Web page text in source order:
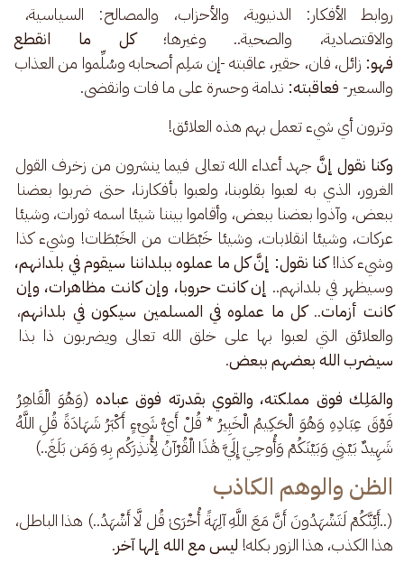
روابط الأفكار: الدنيوية، والأحزاب، والمصالح: السياسية،
والاقتصادية، والصحية.. وغيرها؛ كل ما انقطع
فهو: زائل، فان، حقير، عاقبته -إن سَلِم أصحابه وسُلِّموا من العذاب
والسعير- فعاقبته: ندامة وحسرة على ما فات وانقضى.
وترون أي شيء تعمل بهم هذه العلائق!
وكنا نقول إنَّ جهد أعداء الله تعالى فيما ينشرون من زخرف القول
الغرور، الذي به لعبوا بقلوبنا، ولعبوا بأفكارنا، حتى ضربوا بعضنا
ببعض، وآذوا بعضنا ببعض، وأقاموا بيننا شيئا اسمه ثورات، وشيئا
عركات، وشيئا انقلابات، وشيئا خَبْطَات من الخَبْطَات! وشيء كذا
وشيء كذا! كنا نقول: إنَّ كل ما عملوه ببلداننا سيقوم في بلدانهم،
وسيظهر في بلدانهم.. إن كانت حروبا، وإن كانت مظاهرات، وإن
كانت أزمات.. كل ما عملوه في المسلمين سيكون في بلدانهم،
والعلائق التي لعبوا بها على خلق الله تعالى ويضربون ذا بذا
سيضرب الله بعضهم ببعض .
والمَلِك فوق مملكته، والقوي بقدرته فوق عباده (وَهُوَ الْقَاهِرُ
فَوْقَ عِبَادِهِ وَهُوَ الْحَكِيمُ الْخَبِيرُ * قُلْ أَيُّ شَيْءٍ أَكْبَرُ شَهَادَةً قُلِ اللَّهُ
شَهِيدٌ بَيْنِي وَبَيْنَكُمْ وَأُوحِيَ إِلَيَّ هَٰذَا الْقُرْآنُ لِأُنذِرَكُم بِهِ وَمَن بَلَغَ..)
الظن والوهم الكاذب
(..أَئِنَّكُمْ لَتَشْهَدُونَ أَنَّ مَعَ اللَّهِ آلِهَةً أُخْرَىٰ قُل لَّا أَشْهَدُ..) هذا الباطل،
هذا الكذب، هذا الزور بكله! ليس مع الله إلها آخر.